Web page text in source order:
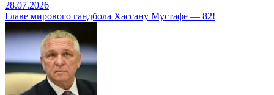
28.07.2026
Главе мирового гандбола Хассану Мустафе — 82!